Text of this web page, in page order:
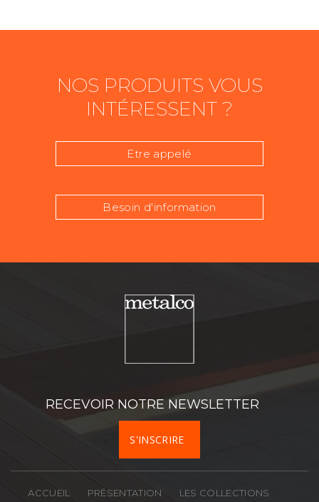
NOS PRODUITS VOUS
INTÉRESSENT ?
Etre appelé
Besoin d'information
Activité
RECEVOIR NOTRE NEWSLETTER
S'INSCRIRE
ACCUEIL PRÉSENTATION LES COLLECTIONS